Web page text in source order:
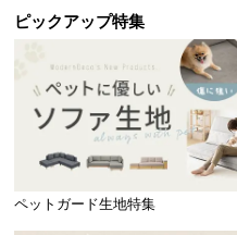
ピックアップ特集
ペットガード生地特集